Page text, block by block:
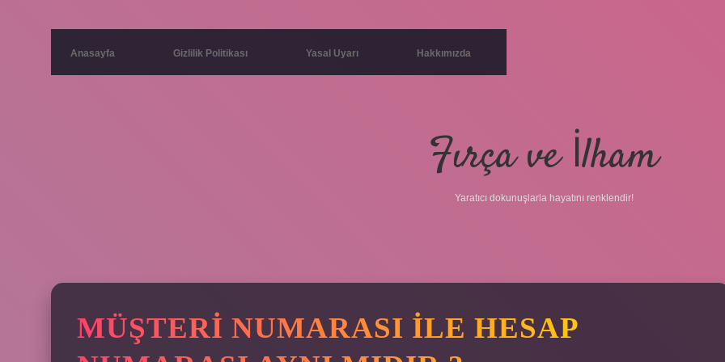
Anasayfa Gizlilik Politikası Yasal Uyarı Hakkımızda
Fırça ve İlham
Yaratıcı dokunuşlarla hayatını renklendir!
MÜŞTERI NUMARASI ILE HESAP